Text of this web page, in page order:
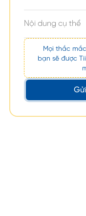
Mọi thắc
bạn sẽ được